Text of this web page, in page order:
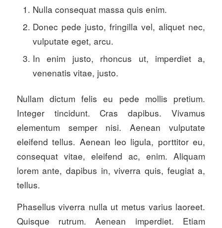
Nulla consequat massa quis enim.
Donec pede justo, fringilla vel, aliquet nec,
vulputate eget, arcu.
In enim justo, rhoncus ut, imperdiet a,
venenatis vitae, justo.
Nullam dictum felis eu pede mollis pretium.
Integer tincidunt. Cras dapibus. Vivamus
elementum semper nisi. Aenean vulputate
eleifend tellus. Aenean leo ligula, porttitor eu,
consequat vitae, eleifend ac, enim. Aliquam
lorem ante, dapibus in, viverra quis, feugiat a,
tellus.
Phasellus viverra nulla ut metus varius laoreet.
Quisque rutrum. Aenean imperdiet. Etiam